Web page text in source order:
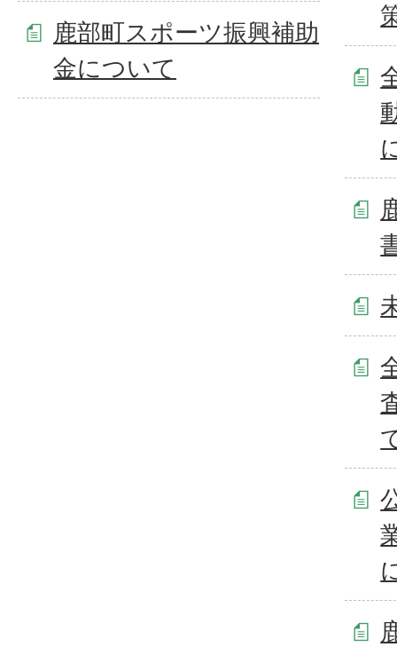
鹿部町スポーツ振興補助
金について